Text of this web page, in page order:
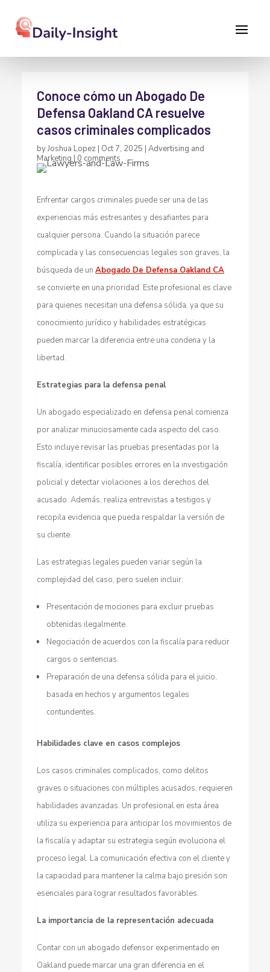
Conoce cómo un Abogado De
Defensa Oakland CA resuelve
casos criminales complicados
byJoshua Lopez | Oct 7, 2025 |Advertising and
Marketing | 0 comments
Enfrentar cargos criminales puede ser una de las
experiencias más estresantes y desafiantes para
cualquier persona. Cuando la situación parece
complicada y las consecuencias legales son graves, la
búsqueda de unAbogado De Defensa Oakland CA
se convierte en una prioridad. Este profesional es clave
para quienes necesitan una defensa sólida, ya que su
conocimiento jurídico y habilidades estratégicas
pueden marcar la diferencia entre una condena y la
libertad.
Estrategias para la defensa penal
Un abogado especializado en defensa penal comienza
por analizar minuciosamente cada aspecto del caso.
Esto incluye revisar las pruebas presentadas por la
fiscalía, identificar posibles errores en la investigación
policial y detectar violaciones a los derechos del
acusado. Además, realiza entrevistas a testigos y
recopila evidencia que pueda respaldar la versión de
su cliente.
Las estrategias legales pueden variar según la
complejidad del caso, pero suelen incluir:
Presentación de mociones para excluir pruebas
obtenidas ilegalmente.
Negociación de acuerdos con la fiscalía para reducir
cargos o sentencias.
Preparación de una defensa sólida para el juicio,
basada en hechos y argumentos legales
contundentes.
Habilidades clave en casos complejos
Los casos criminales complicados, como delitos
graves o situaciones con múltiples acusados, requieren
habilidades avanzadas. Un profesional en esta área
utiliza su experiencia para anticipar los movimientos de
la fiscalía y adaptar su estrategia según evoluciona el
proceso legal. La comunicación efectiva con el cliente y
la capacidad para mantener la calma bajo presión son
esenciales para lograr resultados favorables.
La importancia de la representación adecuada
Contar con un abogado defensor experimentado en
Oakland puede marcar una gran diferencia en el